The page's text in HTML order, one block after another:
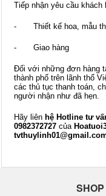
Tiếp nhận yêu cầu khách
- Thiết kế hoa, mẫu
- Giao hàng
Đối với những đơn hàng
thành phố trên lãnh thổ
các thủ tục thanh toán,
người nhận như đã hẹn.
Hãy liên hệ Hotline tư
0982372727 của